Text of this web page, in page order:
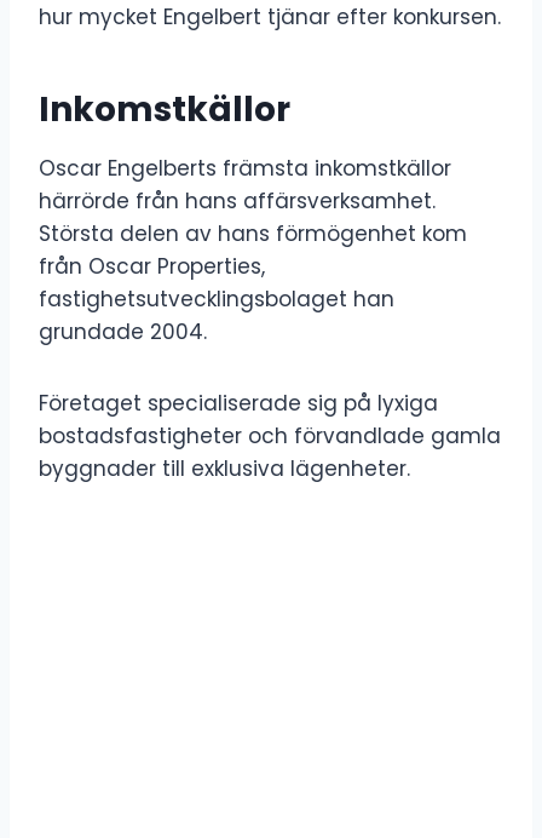
hur mycket Engelbert tjänar efter konkursen.
Inkomstkällor
Oscar Engelberts främsta inkomstkällor
härrörde från hans affärsverksamhet.
Största delen av hans förmögenhet kom
från Oscar Properties,
fastighetsutvecklingsbolaget han
grundade 2004.
Företaget specialiserade sig på lyxiga
bostadsfastigheter och förvandlade gamla
byggnader till exklusiva lägenheter.